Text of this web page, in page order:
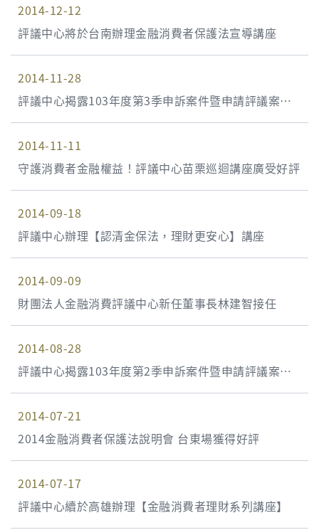
2014-12-12
評議中心將於台南辦理金融消費者保護法宣導講座
2014-11-28
評議中心揭露103年度第3季申訴案件暨申請評議案件
統計資料
2014-11-11
守護消費者金融權益！評議中心苗栗巡迴講座廣受好評
2014-09-18
評議中心辦理【認清金保法，理財更安心】講座
2014-09-09
財團法人金融消費評議中心新任董事長林建智接任
2014-08-28
評議中心揭露103年度第2季申訴案件暨申請評議案件
統計資料
2014-07-21
2014金融消費者保護法說明會 台東場獲得好評
2014-07-17
評議中心續於高雄辦理【金融消費者理財系列講座】